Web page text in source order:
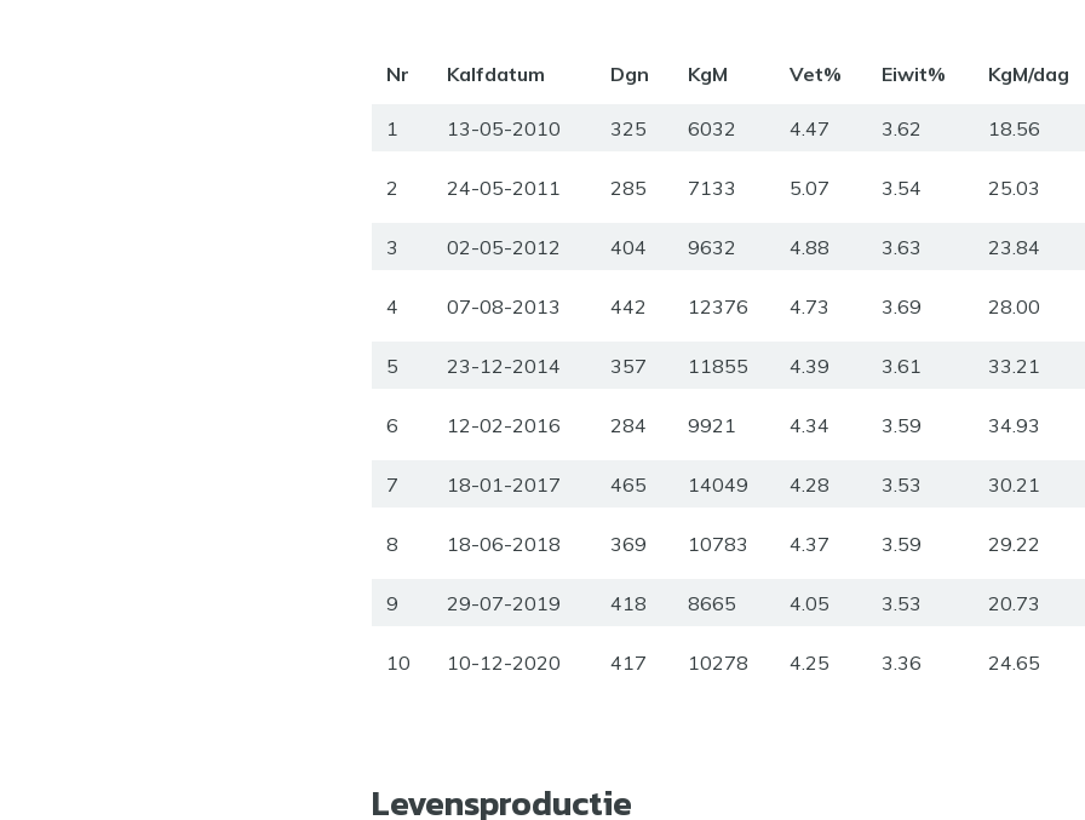
Nr Kalfdatum Dgn KgM Vet% Eiwit% KgM/dag
1 13-05-2010 325 6032 4.47 3.62 18.56
2 24-05-2011 285 7133 5.07 3.54 25.03
3 02-05-2012 404 9632 4.88 3.63 23.84
4 07-08-2013 442 12376 4.73 3.69 28.00
5 23-12-2014 357 11855 4.39 3.61 33.21
6 12-02-2016 284 9921 4.34 3.59 34.93
7 18-01-2017 465 14049 4.28 3.53 30.21
8 18-06-2018 369 10783 4.37 3.59 29.22
9 29-07-2019 418 8665 4.05 3.53 20.73
10 10-12-2020 417 10278 4.25 3.36 24.65
Levensproductie